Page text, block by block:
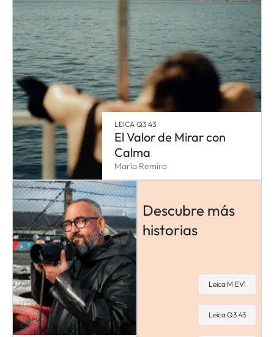
LEICA Q3 43
El Valor de Mirar con
Calma
María Remiro
Descubre más
historias
Leica M EV1
Leica Q3 43